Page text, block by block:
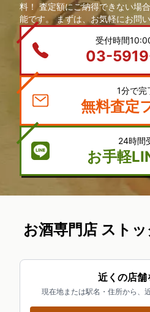
料！ 査定額にご納得できない場
能です。 まずは、お気軽にお問
受付時間
03-
1分で完
無料査定
24時間
お手軽
お酒専門店 スト
近くの店舗
現在地または駅名・住所から、